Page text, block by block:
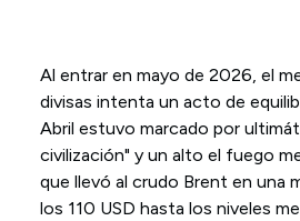
Al entrar en mayo de 2026, el
divisas intenta un acto de
Abril estuvo marcado por
civilización" y un alto el fuego
que llevó al crudo Brent en una
los 110 USD hasta los niveles